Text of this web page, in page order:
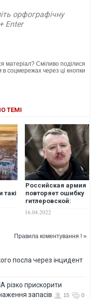
орфографічну
Enter
матеріал? Сміливо поділися
в соцмережах через ці кнопки
ТЕМІ
такі
Российская армия
повторяет ошибку
гитлеровской:
трех вариантах
16.04.2022
Правила коментування ! »
посла через інцидент
різко прискорити
запасів
15 0